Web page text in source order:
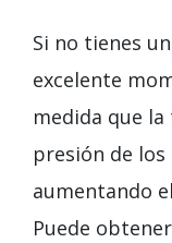
Si no tienes
excelente
medida que
presión de
aumentando
Puede